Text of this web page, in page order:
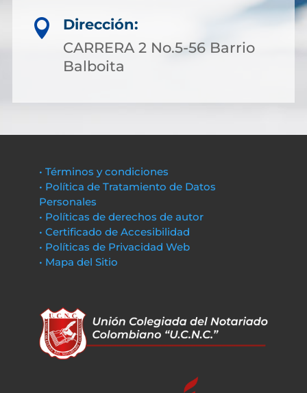

Dirección:
CARRERA 2 No.5-56 Barrio
Balboita
• Términos y condiciones
• Política de Tratamiento de Datos
Personales
• Políticas de derechos de autor
• Certificado de Accesibilidad
• Políticas de Privacidad Web
• Mapa del Sitio